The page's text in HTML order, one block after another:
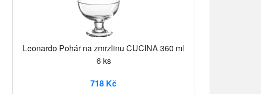
Leonardo Pohár na zmrzlinu CUCINA 360 ml
6 ks
718 Kč